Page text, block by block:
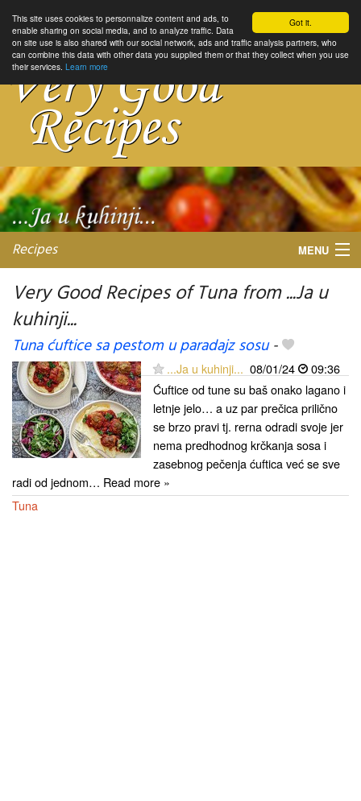
Got it.
This site uses cookies to personnalize content and ads, to
enable sharing on social media, and to analyze traffic. Data
on site use is also shared with our social network, ads and traffic analysis partners, who
can combine this data with other data you supplied them or that they collect when you use
their services. Learn more
Recipes MENU
My favorite blogs
Very Good Recipes of Tuna from ...Ja u
kuhinji...
Tuna ćuftice sa pestom u paradajz sosu-
...Ja u kuhinji... 08/01/24
09:36
Ćuftice od tune su baš onako lagano i
letnje jelo… a uz par prečica prilično
se brzo pravi tj. rerna odradi svoje jer
nema predhodnog krčkanja sosa i
zasebnog pečenja ćuftica već se sve
radi od jednom… Read more »
Tuna